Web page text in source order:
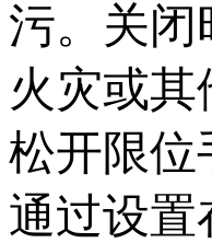
污。关
火灾或其
松开限位
通过设置